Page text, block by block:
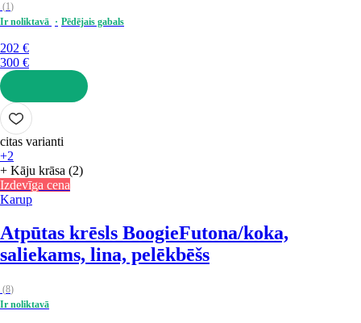
(1)
Ir noliktavā
Pēdējais gabals
202 €
300 €
LIKT GROZĀ
citas varianti
+2
+ Kāju krāsa (2)
Izdevīga cena
Karup
Atpūtas krēsls BoogieFutona/koka,
saliekams, lina, pelēkbēšs
(8)
Ir noliktavā